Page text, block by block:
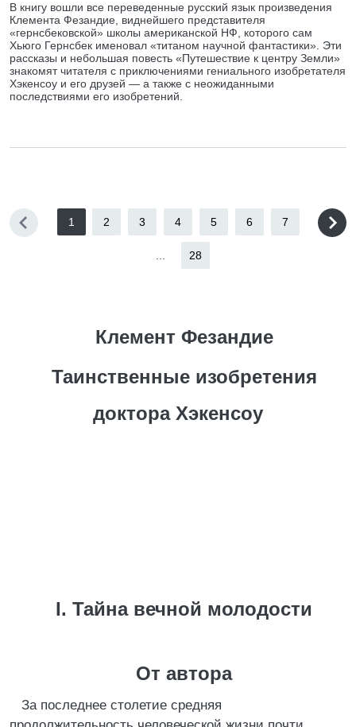
В книгу вошли все переведенные русский язык произведения
Клемента Фезандие, виднейшего представителя
«гернсбековской» школы американской НФ, которого сам
Хьюго Гернсбек именовал «титаном научной фантастики». Эти
рассказы и небольшая повесть «Путешествие к центру Земли»
знакомят читателя с приключениями гениального изобретателя
Хэкенсоу и его друзей — а также с неожиданными
последствиями его изобретений.
1 2 3 4 5 6 7
28
Клемент Фезандие
Таинственные изобретения
доктора Хэкенсоу
I. Тайна вечной молодости
От автора
За последнее столетие средняя